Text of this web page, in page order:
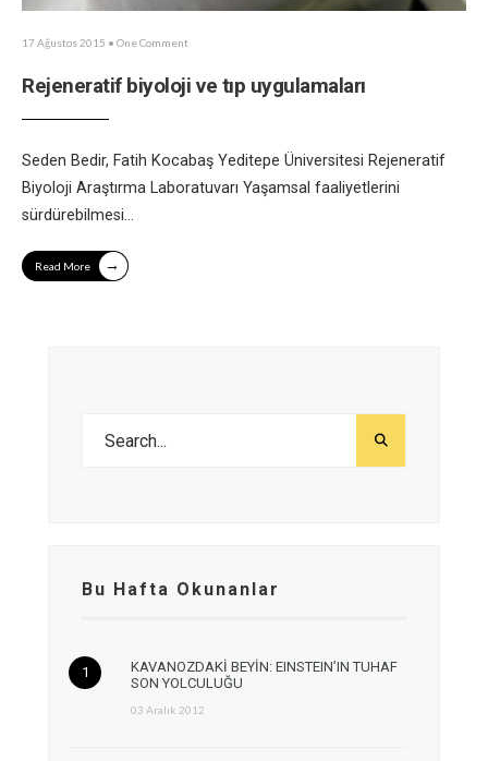
17 Ağustos 2015 • One Comment
Rejeneratif biyoloji ve tıp uygulamaları
Seden Bedir, Fatih Kocabaş Yeditepe Üniversitesi Rejeneratif
Biyoloji Araştırma Laboratuvarı Yaşamsal faaliyetlerini
sürdürebilmesi...
Read More →
Bu Hafta Okunanlar
KAVANOZDAKİ BEYİN: EINSTEIN’IN TUHAF
SON YOLCULUĞU
03 Aralık 2012